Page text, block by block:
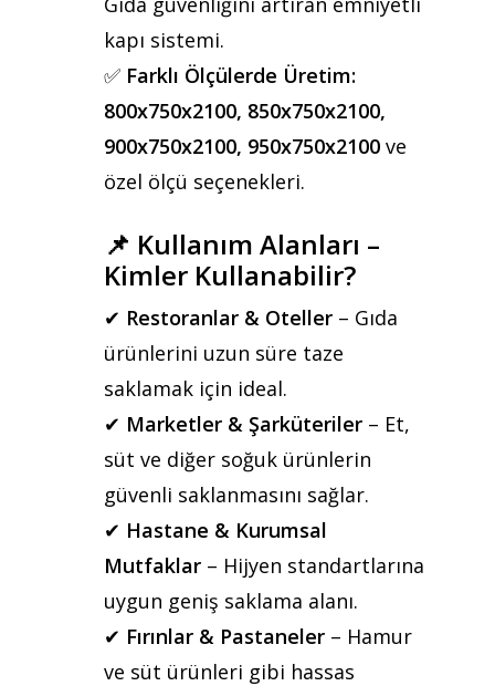
kapı sistemi.
✅ Farklı Ölçülerde Üretim:
800x750x2100, 850x750x2100,
900x750x2100, 950x750x2100 ve
özel ölçü seçenekleri.
📌 Kullanım Alanları –
Kimler Kullanabilir?
✔ Restoranlar & Oteller – Gıda
ürünlerini uzun süre taze
saklamak için ideal.
✔ Marketler & Şarküteriler – Et,
süt ve diğer soğuk ürünlerin
güvenli saklanmasını sağlar.
✔ Hastane & Kurumsal
Mutfaklar – Hijyen standartlarına
uygun geniş saklama alanı.
✔ Fırınlar & Pastaneler – Hamur
ve süt ürünleri gibi hassas
Ürünler
Referanslar
Teklif Al
İletişim
Mattaş Medikal